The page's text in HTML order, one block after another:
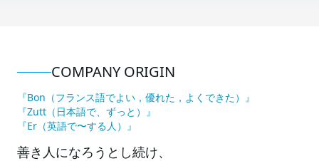
COMPANY ORIGIN
『Bon（フランス語でよい，優れた，よくできた）』
『Zutt（⽇本語で、ずっと）』
『Er（英語で〜する⼈）』
善き⼈になろうとし続け、